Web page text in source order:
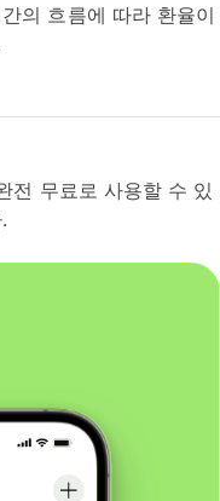
의 흐름에 따라 환율이
전 무료로 사용할 수 있